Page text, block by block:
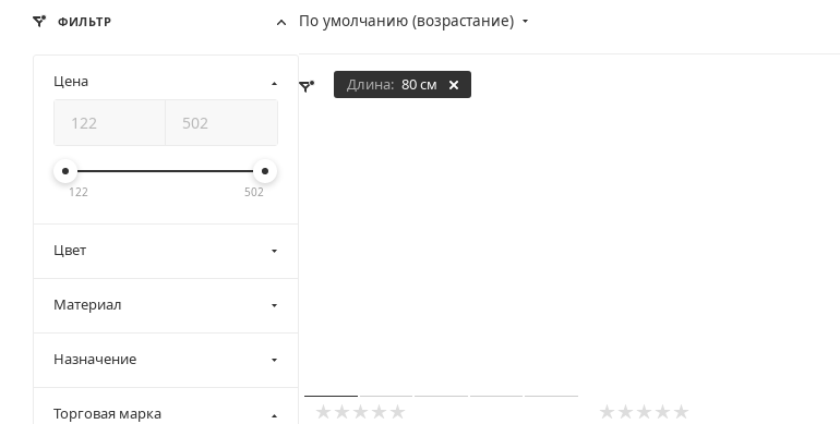
По умолчанию (возрастание)
Длина: 80 см
ФИЛЬТР
Цена
122 502
Цвет
Материал
Назначение
Торговая марка